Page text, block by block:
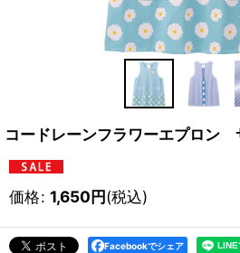
コードレーンフラワーエプロン
価格: 1,650円(税込)
Facebookでシェア